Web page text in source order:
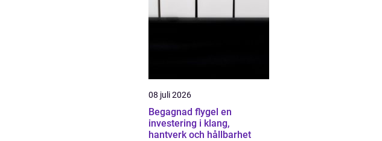
08 juli 2026
Begagnad flygel en
investering i klang,
hantverk och hållbarhet